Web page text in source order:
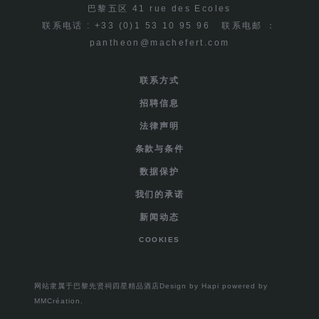
联系方式
招聘信息
法律声明
条款与条件
数据保护
我们的承诺
新闻动态
COOKIES
网站隶属于巴黎先贤祠四星精品酒店 Design by Hapi powered by
MMCréation
巴黎五区 41 rue des Ecoles
联系电话 : +33 (0)1 53 10 95 96联系电邮 ：
pantheon@machefert.com